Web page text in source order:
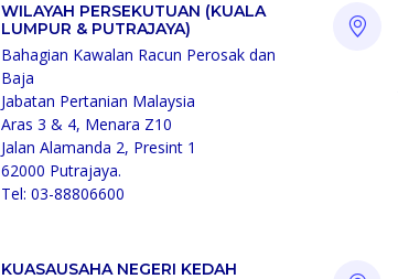
WILAYAH PERSEKUTUAN (KUALA
LUMPUR & PUTRAJAYA)
Bahagian Kawalan Racun Perosak dan
Baja
Jabatan Pertanian Malaysia
Aras 3 & 4, Menara Z10
Jalan Alamanda 2, Presint 1
62000 Putrajaya.
Tel: 03-88806600
KUASAUSAHA NEGERI KEDAH